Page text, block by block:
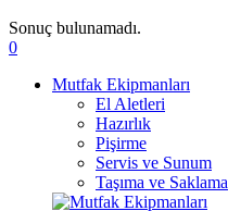
Sonuç bulunamadı.
0
Mutfak Ekipmanları
El Aletleri
Hazırlık
Pişirme
Servis ve Sunum
Taşıma ve Saklama